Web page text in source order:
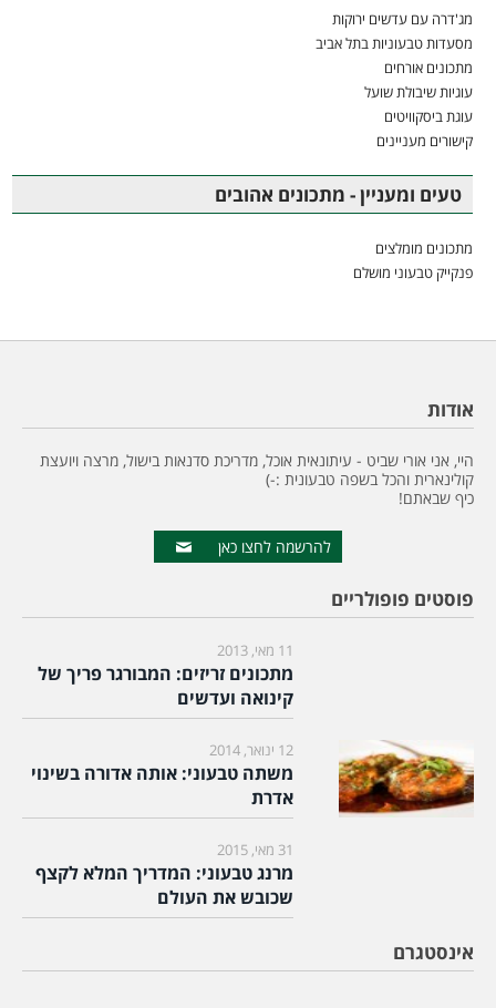
מג'דרה עם עדשים ירוקות
מסעדות טבעוניות בתל אביב
מתכונים אורחים
עוגיות שיבולת שועל
עוגת ביסקוויטים
קישורים מעניינים
טעים ומעניין - מתכונים אהובים
מתכונים מומלצים
פנקייק טבעוני מושלם
אודות
היי, אני אורי שביט - עיתונאית אוכל, מדריכת סדנאות בישול, מרצה ויועצת
קולינארית והכל בשפה טבעונית :-)
כיף שבאתם!
להרשמה לחצו כאן
פוסטים פופולריים
11 מאי, 2013
מתכונים זריזים: המבורגר פריך של
קינואה ועדשים
12 ינואר, 2014
משתה טבעוני: אותה אדורה בשינוי
אדרת
31 מאי, 2015
מרנג טבעוני: המדריך המלא לקצף
שכובש את העולם
אינסטגרם